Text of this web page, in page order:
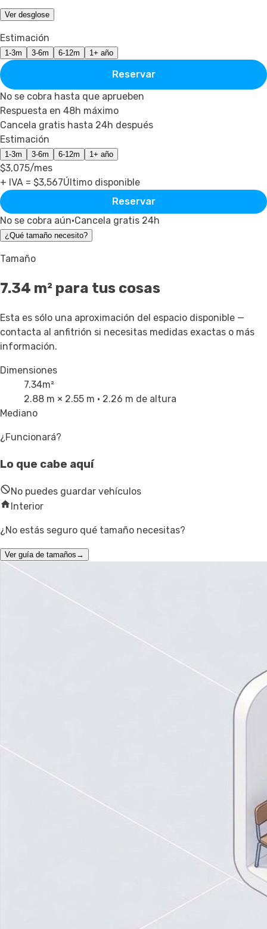
Ver desglose
Estimación
1-3m 3-6m 6-12m 1+ año
Reservar
No se cobra hasta que aprueben
Respuesta en 48h máximo
Cancela gratis hasta 24h después
Estimación
1-3m 3-6m 6-12m 1+ año
$3,075/mes
+ IVA = $3,567Último disponible
Reservar
No se cobra aún·Cancela gratis 24h
¿Qué tamaño necesito?
Tamaño
7.34 m² para tus cosas
Esta es sólo una aproximación del espacio disponible —
contacta al anfitrión si necesitas medidas exactas o más
información.
Dimensiones
7.34m²
2.88 m × 2.55 m · 2.26 m de altura
Mediano
¿Funcionará?
Lo que cabe aquí
No puedes guardar vehículos
Interior
¿No estás seguro qué tamaño necesitas?
Ver guía de tamaños →